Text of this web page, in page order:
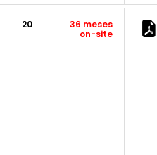
20
36 meses
on-site